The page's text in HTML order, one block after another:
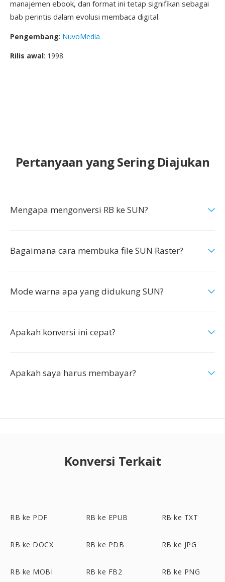
manajemen ebook, dan format ini tetap signifikan sebagai
bab perintis dalam evolusi membaca digital.
Pengembang: NuvoMedia
Rilis awal: 1998
Pertanyaan yang Sering Diajukan
Mengapa mengonversi RB ke SUN?
Bagaimana cara membuka file SUN Raster?
Mode warna apa yang didukung SUN?
Apakah konversi ini cepat?
Apakah saya harus membayar?
Konversi Terkait
RB ke PDF RB ke EPUB RB ke TXT
RB ke DOCX RB ke PDB RB ke JPG
RB ke MOBI RB ke FB2 RB ke PNG